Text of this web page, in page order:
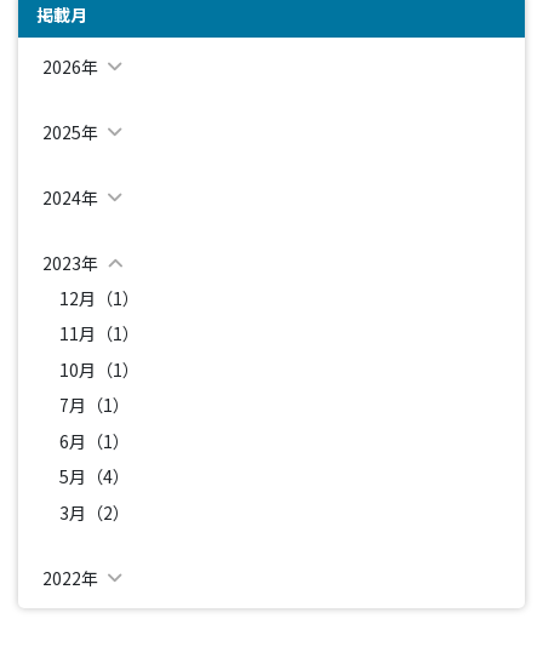
掲載月
2026年
2025年
2024年
2023年
12月（1）
11月（1）
10月（1）
7月（1）
6月（1）
5月（4）
3月（2）
2022年